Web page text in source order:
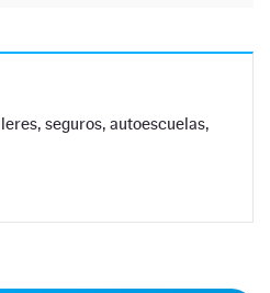
seguros, autoescuelas,